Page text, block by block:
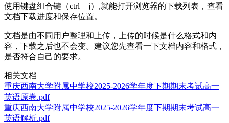
使用键盘组合键（ctrl + j）,就能打开浏览器的下载列表，查看
文档下载进度和保存位置。
文档是由不同用户整理和上传，上传的时候是什么格式和内
容，下载之后也不会变。建议您先查看一下文档内容和格式，
是否符合自己的要求。
相关文档
重庆西南大学附属中学校2025-2026学年度下期期末考试高一
英语原卷.pdf
重庆西南大学附属中学校2025-2026学年度下期期末考试高一
英语解析.pdf